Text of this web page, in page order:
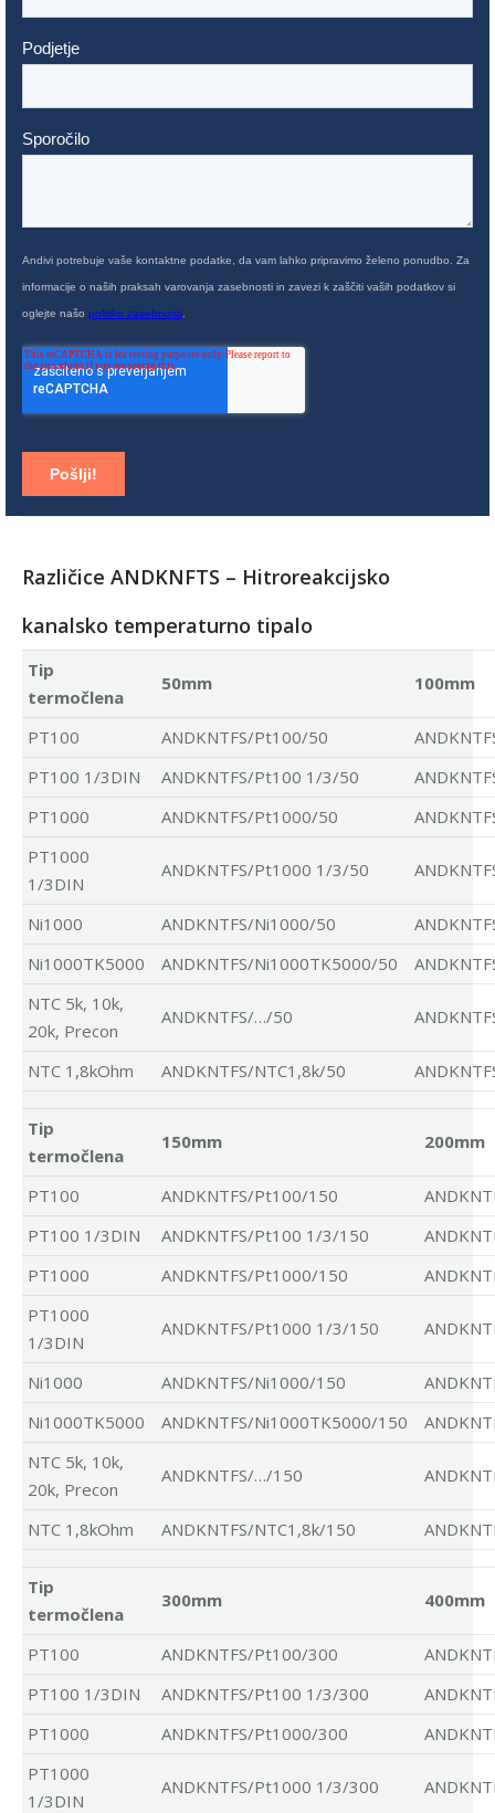
Različice ANDKNFTS – Hitroreakcijsko
kanalsko temperaturno tipalo
Tip
termočlena
50mm 100mm
PT100 ANDKNTFS/Pt100/50
PT100 1/3DIN
ANDKNTFS/Pt100 1/3/50
PT1000
ANDKNTFS/Pt1000/50
PT1000
1/3DIN
ANDKNTFS/Pt1000 1/3/50
Ni1000 ANDKNTFS/Ni1000/50
Ni1000TK5000
ANDKNTFS/Ni1000TK5000/50
NTC 5k, 10k,
20k, Precon
ANDKNTFS/…/50
NTC 1,8kOhm ANDKNTFS/NTC1,8k/50
Tip
termočlena
150mm 200mm
PT100 ANDKNTFS/Pt100/150
PT100 1/3DIN
ANDKNTFS/Pt100 1/3/150
PT1000
ANDKNTFS/Pt1000/150
PT1000
1/3DIN
ANDKNTFS/Pt1000 1/3/150
Ni1000 ANDKNTFS/Ni1000/150
Ni1000TK5000
ANDKNTFS/Ni1000TK5000/150
NTC 5k, 10k,
20k, Precon
ANDKNTFS/…/150
NTC 1,8kOhm ANDKNTFS/NTC1,8k/150
Tip
termočlena
300mm 400mm
PT100 ANDKNTFS/Pt100/300
PT100 1/3DIN
ANDKNTFS/Pt100 1/3/300
PT1000
ANDKNTFS/Pt1000/300
PT1000
1/3DIN
ANDKNTFS/Pt1000 1/3/300